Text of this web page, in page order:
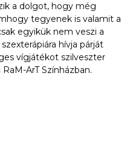
a dolgot, hogy még
tegyenek is valamit a
egyikük nem veszi a
hívja párját
vígjátékot szilveszter
ArT Színházban.